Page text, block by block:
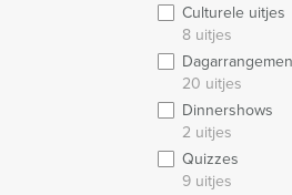
Culturele uitjes
8 uitjes
20 uitjes
Dinnershows
2 uitjes
Quizzes
9 uitjes